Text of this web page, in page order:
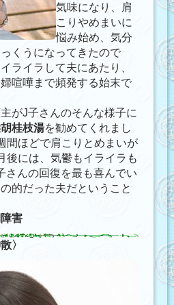
気味になり、肩
こりやめまいに
悩み始め、気分
くうになってきたので
ライラして夫にあたり、
喧嘩まで頻発する始末で
がJ子さんのそんな様子に
桂枝湯を勧めてくれまし
間ほどで肩こりとめまいが
後には、気鬱もイライラも
さんの回復を最も喜んでい
的だった夫だということ
害
〉